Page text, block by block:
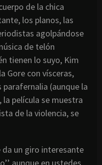
de la chica
los planos, las
agolpándose
de telón
tienen lo suyo, Kim
Gore con vísceras,
(aunque la
película se muestra
de la violencia, se
da un giro interesante